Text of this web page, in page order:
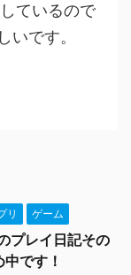
ているので
いです。
リ ゲーム
プレイ日記その
です！